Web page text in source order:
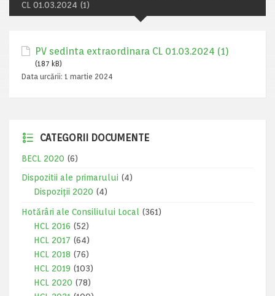
CL 01.03.2024 (1)
PV sedinta extraordinara CL 01.03.2024 (1)
(187 kB)
Data urcării: 1 martie 2024
CATEGORII DOCUMENTE
BECL 2020 (6)
Dispozitii ale primarului (4)
Dispoziții 2020 (4)
Hotărâri ale Consiliului Local
(361)
HCL 2016 (52)
HCL 2017 (64)
HCL 2018 (76)
HCL 2019 (103)
HCL 2020 (78)